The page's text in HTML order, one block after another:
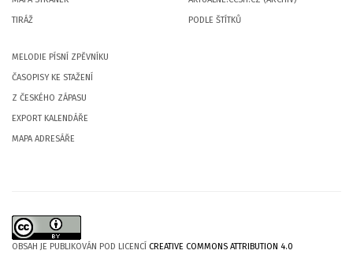
TIRÁŽ
PODLE ŠTÍTKŮ
MELODIE PÍSNÍ ZPĚVNÍKU
ČASOPISY KE STAŽENÍ
Z ČESKÉHO ZÁPASU
EXPORT KALENDÁŘE
MAPA ADRESÁŘE
OBSAH JE PUBLIKOVÁN POD LICENCÍ CREATIVE COMMONS ATTRIBUTION 4.0